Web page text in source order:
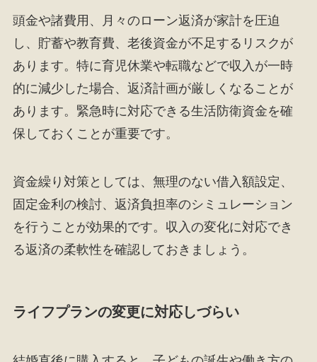
頭金や諸費用、月々のローン返済が家計を圧迫
し、貯蓄や教育費、老後資金が不足するリスクが
あります。特に育児休業や転職などで収入が一時
的に減少した場合、返済計画が厳しくなることが
あります。緊急時に対応できる生活防衛資金を確
保しておくことが重要です。
資金繰り対策としては、無理のない借入額設定、
固定金利の検討、返済負担率のシミュレーション
を行うことが効果的です。収入の変化に対応でき
る返済の柔軟性を確認しておきましょう。
ライフプランの変更に対応しづらい